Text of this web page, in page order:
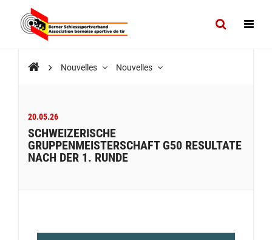
Nouvelles Nouvelles
20.05.26
SCHWEIZERISCHE
GRUPPENMEISTERSCHAFT G50 RESULTATE
NACH DER 1. RUNDE